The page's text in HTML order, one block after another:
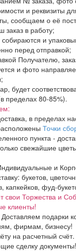
и реквизиты
сообщаем о её
в работу;
собираются и
перед отправкой;
Получателю,
и фото
будет
пределах 80-85%).
в пределах
Точки
пункта -
свежайшие
и
букетов,
капкейков, фуд-
свои Торжества и
клиенты!
подарки
фирмам, бизнесу!
на расчетный
сделку документы!